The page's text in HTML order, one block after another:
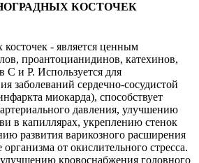
КОСТОЧЕК
- является ценным
проантоцианидинов, катехинов,
С и Р. Используется для
заболеваний сердечно-сосудистой
миокарда), способствует
давления, улучшению
в капиллярах, укреплению стенок
развития варикозного расширения
от окислительного стресса.
улучшению кровоснабжения головного